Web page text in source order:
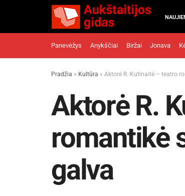
Panevėžys Anykščiai Biržai Jonava
Pradžia » Kultūra » Aktorė R. Kutinaitė – teatro
Aktorė R.
romantikė
galva